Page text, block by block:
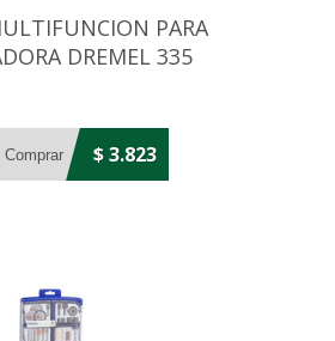
PARA
DREMEL 335
$ 3.823